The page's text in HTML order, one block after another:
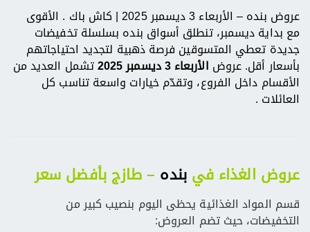
عروض بنده – الأربعاء 3 ديسمبر 2025 | كاش باك . الأقوى
مع بداية ديسمبر، تنطلق أسواق بنده بسلسلة تخفيضات
جديدة تعطي المتسوقين فرصة ذهبية لتجديد احتياجاتهم
بأسعار أقل. عروض الأربعاء 3 ديسمبر 2025 تشمل العديد من
الأقسام داخل الفروع، وتقدّم خيارات واسعة تناسب كل
العائلات .
عروض الغذاء فيبنده – طازج بأفضل سعر
قسم المواد الغذائية يحظى اليوم بنصيب كبير من
التخفيضات، حيث تضم العروض: